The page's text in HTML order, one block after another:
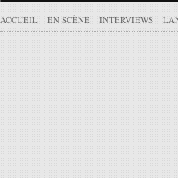
ACCUEIL EN SCÈNE INTERVIEWS